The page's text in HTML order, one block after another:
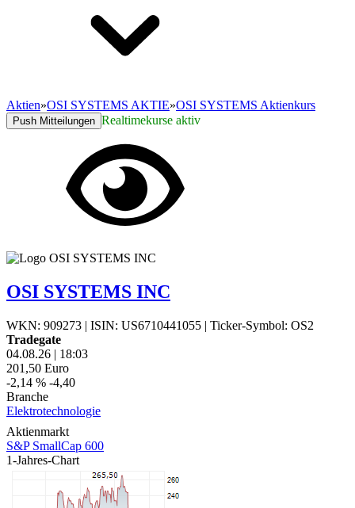
Aktien»OSI SYSTEMS AKTIE»OSI SYSTEMS Aktienkurs
Push Mitteilungen Realtimekurse aktiv
OSI SYSTEMS INC
WKN: 909273 | ISIN: US6710441055 | Ticker-Symbol: OS2
Tradegate
04.08.26 | 18:03
201,50 Euro
-2,14 % -4,40
Branche
Elektrotechnologie
Aktienmarkt
S&P SmallCap 600
1-Jahres-Chart